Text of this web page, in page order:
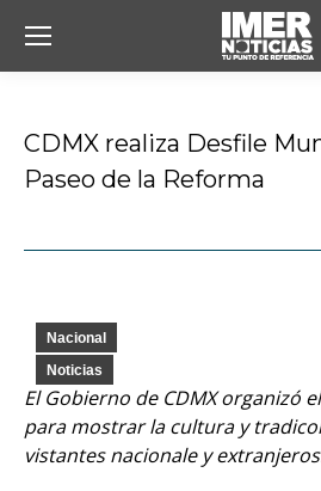
CDMX realiza Desfile
Paseo de la Reforma
Nacional
Noticias
El Gobierno de CDMX organizó
para mostrar la cultura y
vistantes nacionale y